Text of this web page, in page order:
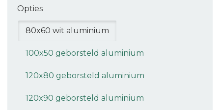
Opties
80x60 wit aluminium
100x50 geborsteld aluminium
120x80 geborsteld aluminium
120x90 geborsteld aluminium